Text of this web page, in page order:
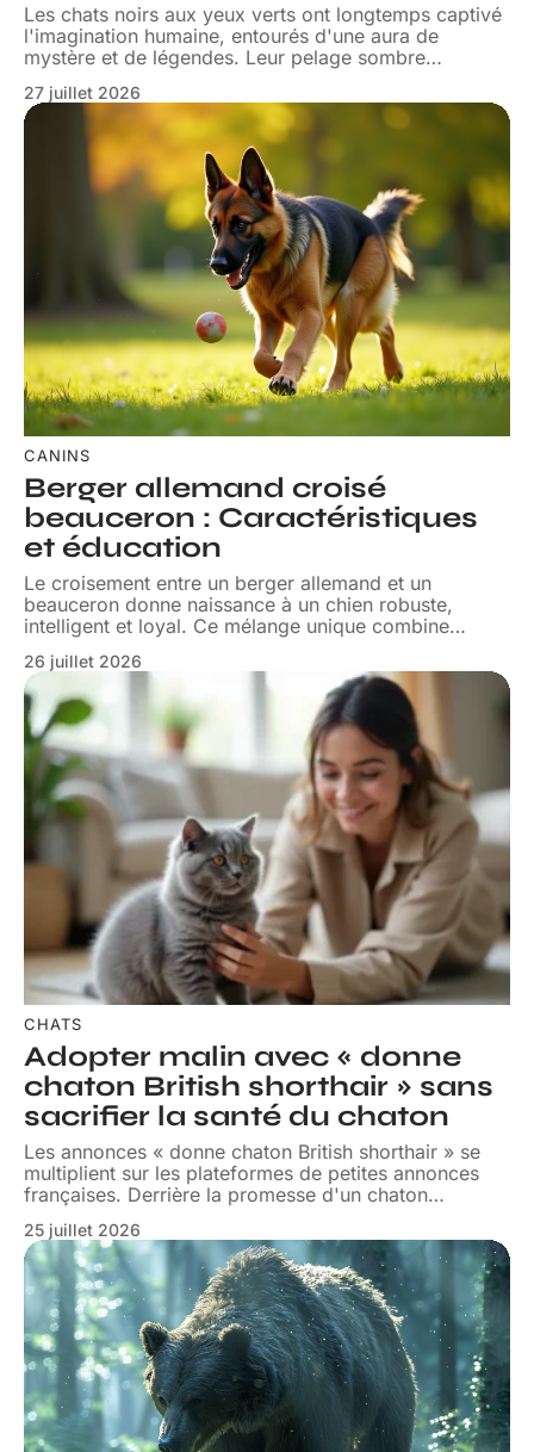
Les chats noirs aux yeux verts ont longtemps captivé
l'imagination humaine, entourés d'une aura de
mystère et de légendes. Leur pelage sombre…
27 juillet 2026
CANINS
Berger allemand croisé
beauceron : Caractéristiques
et éducation
Le croisement entre un berger allemand et un
beauceron donne naissance à un chien robuste,
intelligent et loyal. Ce mélange unique combine…
26 juillet 2026
CHATS
Adopter malin avec « donne
chaton British shorthair » sans
sacrifier la santé du chaton
Les annonces « donne chaton British shorthair » se
multiplient sur les plateformes de petites annonces
françaises. Derrière la promesse d'un chaton…
25 juillet 2026